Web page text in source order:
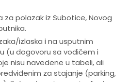
polazak iz Subotice, Novog
izlaska i na usputnim
(u dogovoru sa vodičem i
nisu navedene u tabeli, ali
za stajanje (parking,